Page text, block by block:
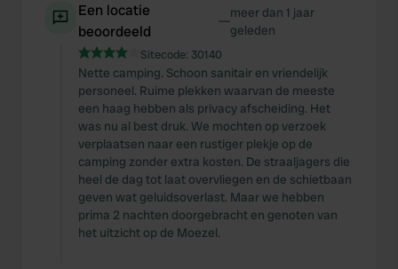
Een locatie
beoordeeld
—meer dan 1 jaar
geleden
Sitecode: 30140
Nette camping. Schoon sanitair en vriendelijk
personeel. Ruime plekken waarvan de meeste
een haag hebben als privacy afscheiding. Het
was nu al best druk. We mochten op verzoek
verplaatsen naar een rustiger plekje op de
camping zonder extra kosten. De straaljagers die
heel de dag tot laat overvliegen en de schietbaan
geven wat geluidsoverlast. Maar we hebben
prima 2 nachten doorgebracht en genoten van
het uitzicht op de Moezel.